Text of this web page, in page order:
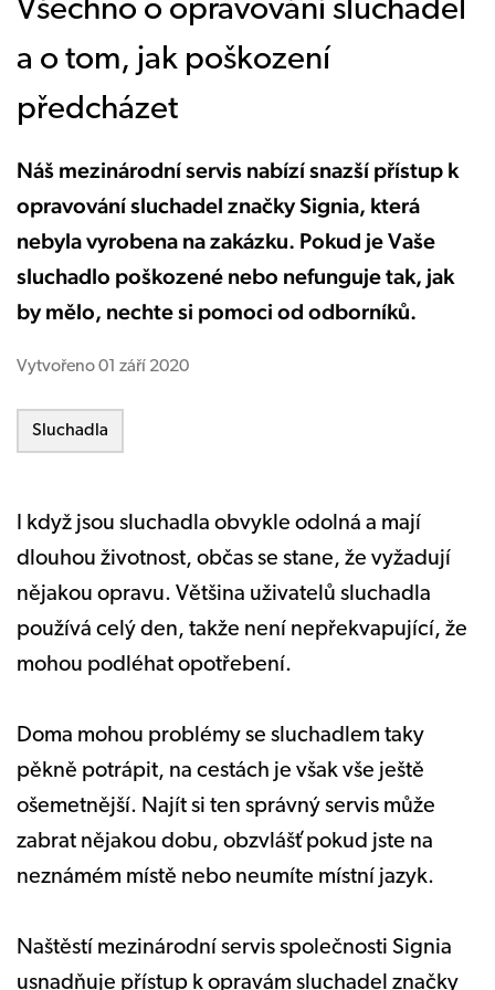
Všechno o opravování sluchadel
a o tom, jak poškození
předcházet
Náš mezinárodní servis nabízí snazší přístup k
opravování sluchadel značky Signia, která
nebyla vyrobena na zakázku. Pokud je Vaše
sluchadlo poškozené nebo nefunguje tak, jak
by mělo, nechte si pomoci od odborníků.
Vytvořeno01 září 2020
Sluchadla
I když jsou sluchadla obvykle odolná a mají
dlouhou životnost, občas se stane, že vyžadují
nějakou opravu. Většina uživatelů sluchadla
používá celý den, takže není nepřekvapující, že
mohou podléhat opotřebení.
Doma mohou problémy se sluchadlem taky
pěkně potrápit, na cestách je však vše ještě
ošemetnější. Najít si ten správný servis může
zabrat nějakou dobu, obzvlášť pokud jste na
neznámém místě nebo neumíte místní jazyk.
Naštěstí mezinárodní servis společnosti Signia
usnadňuje přístup k opravám sluchadel značky